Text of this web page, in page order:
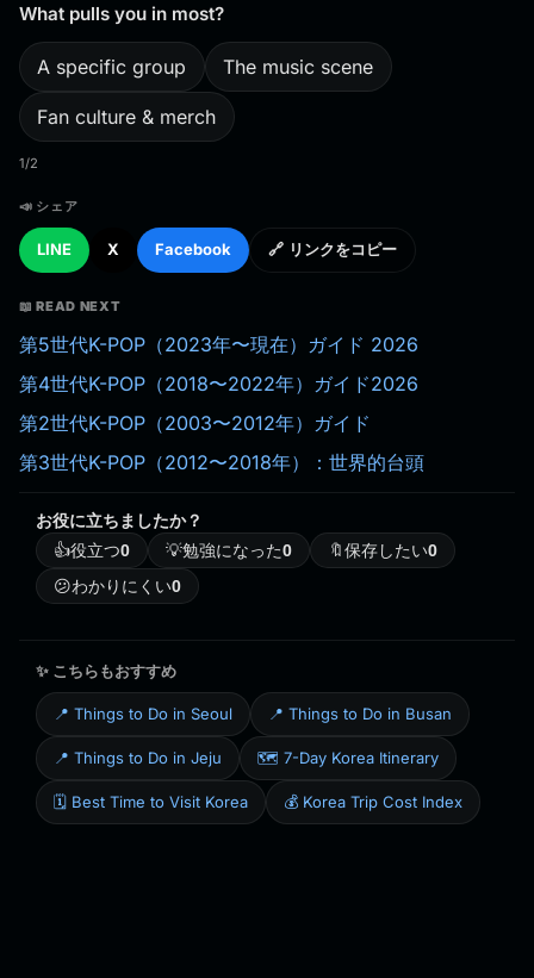
What pulls you in most?
A specific group The music scene
Fan culture & merch
1/2
📣 シェア
LINE X Facebook 🔗 リンクをコピー
📖 READ NEXT
第5世代K-POP（2023年〜現在）ガイド 2026
第4世代K-POP（2018〜2022年）ガイド2026
第2世代K-POP（2003〜2012年）ガイド
第3世代K-POP（2012〜2018年）：世界的台頭
お役に立ちましたか？
👍役立つ0 💡勉強になった0 🔖保存したい0
😕わかりにくい0
✨ こちらもおすすめ
📍 Things to Do in Seoul 📍 Things to Do in Busan
📍 Things to Do in Jeju 🗺️ 7-Day Korea Itinerary
🗓️ Best Time to Visit Korea 💰 Korea Trip Cost Index